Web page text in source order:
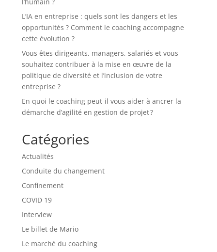
L’IA en entreprise : quels sont les dangers et les
opportunités ? Comment le coaching accompagne
cette évolution ?
Vous êtes dirigeants, managers, salariés et vous
souhaitez contribuer à la mise en œuvre de la
politique de diversité et l’inclusion de votre
entreprise ?
En quoi le coaching peut-il vous aider à ancrer la
démarche d’agilité en gestion de projet ?
Catégories
Actualités
Conduite du changement
Confinement
COVID 19
Interview
Le billet de Mario
Le marché du coaching